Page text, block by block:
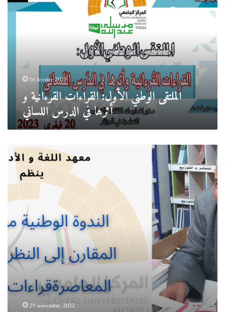
الأول:
القراءات
16 février 2023
الملتقى الوطني الأول: القراءات القرءانية و
أثرها في الدرس اللساني
الندوة
الوطنية
الأدب
إلى
النقدية
المعاصرةقراءات
وحوارات
البروفيسور
بودربالة
29 novembre 2022